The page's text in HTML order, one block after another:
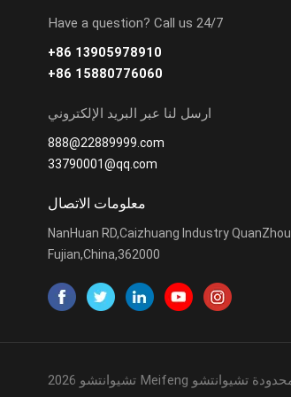
Have a question? Call us 24/7
+86 13905978910
+86 15880776060
ارسل لنا عبر البريد الإلكتروني
888@22889999.com
33790001@qq.com
معلومات الاتصال
NanHuan RD,Caizhuang Industry QuanZhou
Fujian,China,362000